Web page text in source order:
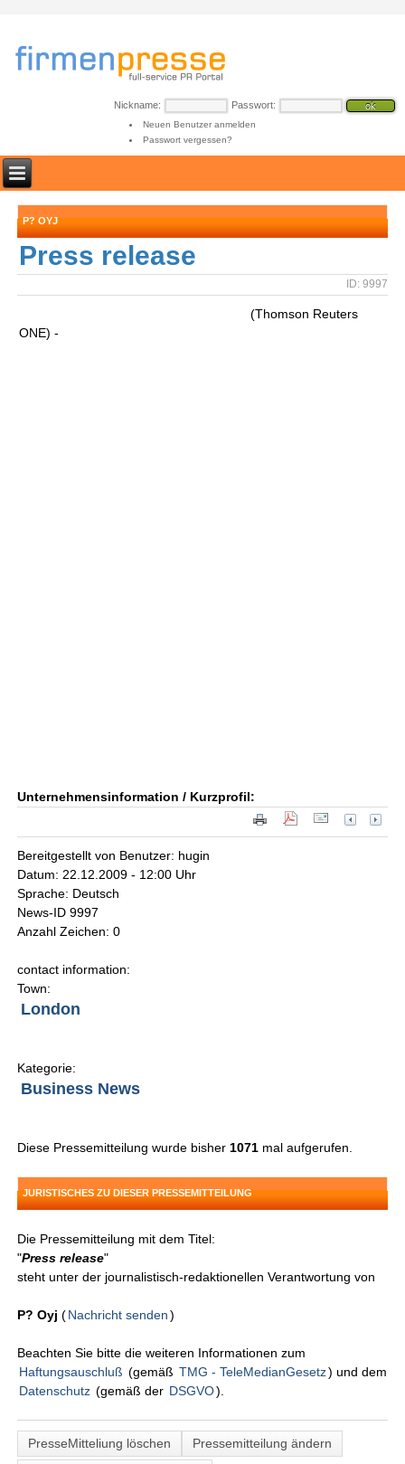
Nickname: Passwort:
Neuen Benutzer anmelden
Passwort vergessen?
P? OYJ
Press release
ID: 9997
(Thomson Reuters
ONE) -
Unternehmensinformation / Kurzprofil:
Bereitgestellt von Benutzer: hugin
Datum: 22.12.2009 - 12:00 Uhr
Sprache: Deutsch
News-ID 9997
Anzahl Zeichen: 0
contact information:
Town:
London
Kategorie:
Business News
Diese Pressemitteilung wurde bisher 1071 mal aufgerufen.
JURISTISCHES ZU DIESER PRESSEMITTEILUNG
Die Pressemitteilung mit dem Titel:
"Press release"
steht unter der journalistisch-redaktionellen Verantwortung von
P? Oyj (Nachricht senden )
Beachten Sie bitte die weiteren Informationen zum
Haftungsauschluß (gemäß TMG - TeleMedianGesetz) und dem
Datenschutz (gemäß der DSGVO).
PresseMitteliung löschen
Pressemitteilung ändern